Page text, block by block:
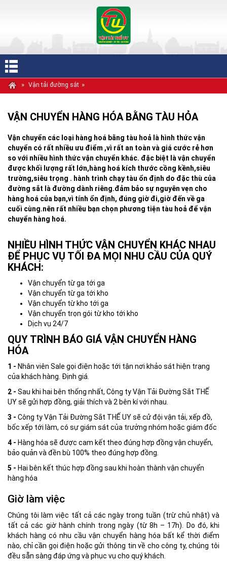
» Vận tải đường sắt »
VẬN CHUYỂN HÀNG HÓA BẰNG TÀU HỎA
Vận chuyển các loại hàng hoá bằng tàu hoả là hình thức vận
chuyển có rất nhiều ưu điểm ,vì rất an toàn và giá cước rẻ hơn
so với nhiều hình thức vận chuyển khác. đặc biệt là vận chuyển
được khối lượng rất lớn,hàng hoá kích thước cồng kềnh,siêu
trường,siêu trọng . hành trình chạy tàu ổn định do đặc thù của
đường sắt là đường dành riêng.đảm bảo sự nguyên vẹn cho
hàng hoá của bạn,vì tính ổn định, đúng giờ đi,giờ đến về ga
cuối cùng.nên rất nhiều bạn chọn phương tiện tàu hoả để vận
chuyển hàng hoá.
NHIỀU HÌNH THỨC VẬN CHUYỂN KHÁC NHAU
ĐỂ PHỤC VỤ TỐI ĐA MỌI NHU CẦU CỦA QUÝ
KHÁCH:
Vận chuyển từ ga tới ga
Vận chuyển từ ga tới kho
Vận chuyển từ kho tới ga
Vận chuyển trọn gói từ kho tới kho
Dịch vụ 24/7
QUY TRÌNH BÁO GIÁ VẬN CHUYỂN HÀNG
HÓA
1 - Nhân viên Sale gọi điện hoặc tới tận nơi khảo sát hiện trạng
của khách hàng. Định giá.
2 - Sau khi hai bên thống nhất, Công ty Vận Tải Đường Sắt THẾ
UY sẽ gửi hợp đồng, giải thích và 2 bên kí với nhau.
3 - Công ty Vận Tải Đường Sắt THẾ UY sẽ cử đội vận tải, xếp đồ,
bốc xếp tới làm, có sự giám sát của trưởng nhóm hoặc giám đốc
4 - Hàng hóa sẽ được cam kết theo đúng hợp đồng vận chuyển,
bảo quản và đền bù 100% theo đúng hợp đồng.
5 - Hai bên kết thúc hợp đồng sau khi hoàn thành vận chuyển
hàng hóa
Giờ làm việc
Chúng tôi làm việc tất cả các ngày trong tuần (trừ chủ nhật) và
tất cả các giờ hành chính trong ngày (từ 8h – 17h). Do đó, khi
khách hàng có nhu cầu vận chuyển hàng hóa bất kể thời điểm
nào, chỉ cần gọi điện hoặc gửi thông tin về cho công ty, chúng tôi
đều sẵn sàng đáp ứng và phục vụ cho quý khách.